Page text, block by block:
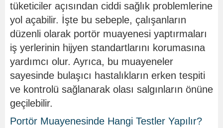
tüketiciler açısından ciddi sağlık problemlerine
yol açabilir. İşte bu sebeple, çalışanların
düzenli olarak portör muayenesi yaptırmaları
iş yerlerinin hijyen standartlarını korumasına
yardımcı olur. Ayrıca, bu muayeneler
sayesinde bulaşıcı hastalıkların erken tespiti
ve kontrolü sağlanarak olası salgınların önüne
geçilebilir.
Portör Muayenesinde Hangi Testler Yapılır?